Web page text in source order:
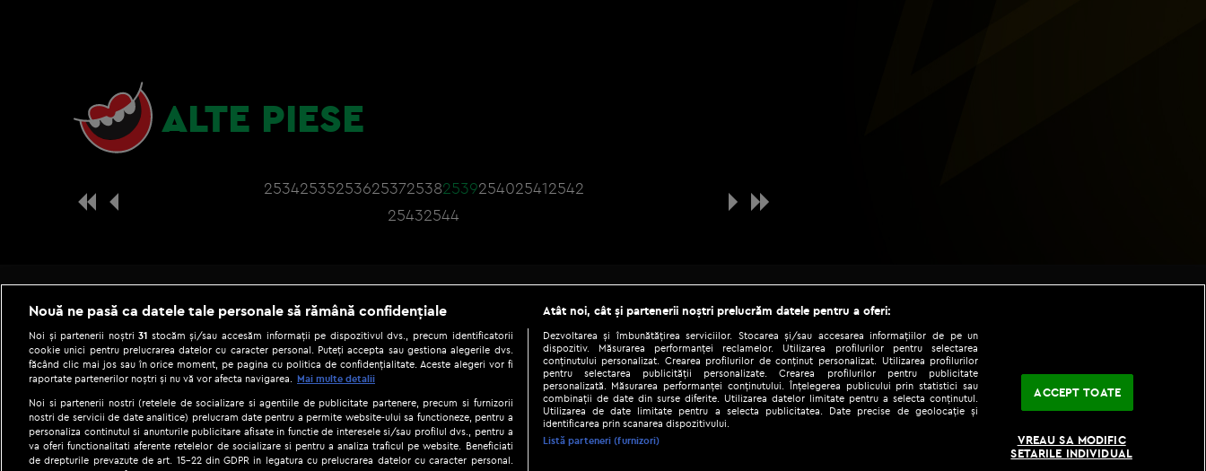
ALTE PIESE
253425352536253725382539254025412542
25432544
Be social
Copyright © 2026 / DIGI ROMANIA S.A.
Gestionați preferințele|Termeni și condiții|Politica de confidențialitate|
Nouă ne pasă ca datele tale personale să rămână confidențiale
Noi și partenerii noștri31 stocăm și/sau accesăm informații pe dispozitivul dvs., precum identificatorii
cookie unici pentru prelucrarea datelor cu caracter personal. Puteți accepta sau gestiona alegerile dvs.
făcând clic mai jos sau în orice moment, pe pagina cu politica de confidențialitate. Aceste alegeri vor fi
raportate partenerilor noștri și nu vă vor afecta navigarea.
Mai multe detalii
Noi si partenerii nostri (retelele de socializare si agentiile de publicitate partenere, precum si furnizorii
nostri de servicii de date analitice) prelucram date pentru a permite website-ului sa functioneze, pentru a
personaliza continutul si anunturile publicitare afisate in functie de interesele si/sau profilul dvs., pentru a
va oferi functionalitati aferente retelelor de socializare si pentru a analiza traficul pe website. Beneficiati
de drepturile prevazute de art. 15-22 din GDPR in legatura cu prelucrarea datelor cu caracter personal.
Atât noi, cât și partenerii noștri prelucrăm datele pentru a oferi:
Dezvoltarea și îmbunătățirea serviciilor. Stocarea și/sau accesarea informațiilor de pe un
dispozitiv. Măsurarea performanței reclamelor. Utilizarea profilurilor pentru selectarea
conținutului personalizat. Crearea profilurilor de conținut personalizat. Utilizarea profilurilor
pentru selectarea publicității personalizate. Crearea profilurilor pentru publicitate
personalizată. Măsurarea performanței conținutului. Înțelegerea publicului prin statistici sau
combinații de date din surse diferite. Utilizarea datelor limitate pentru a selecta conținutul.
Utilizarea de date limitate pentru a selecta publicitatea. Date precise de geolocație și
identificarea prin scanarea dispozitivului.
Listă parteneri (furnizori)
ACCEPT TOATE
VREAU SA MODIFIC
SETARILE INDIVIDUAL